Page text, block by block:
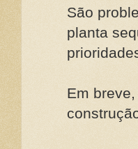
São
planta
Em